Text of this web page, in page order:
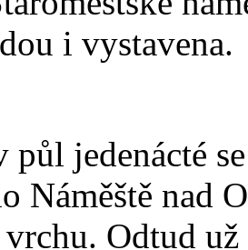
i vystavena.
půl jedenácté
Náměště nad
Odtud